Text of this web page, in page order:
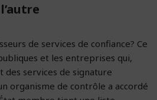
de services de confiance? Ce
et les entreprises qui,
services de signature
organisme de contrôle a accordé